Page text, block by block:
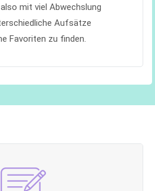
mit viel Abwechslung
Aufsätze
Favoriten zu finden.